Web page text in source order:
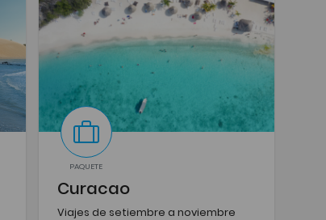
PAQUETE
Curacao
Viajes de setiembre a noviembre